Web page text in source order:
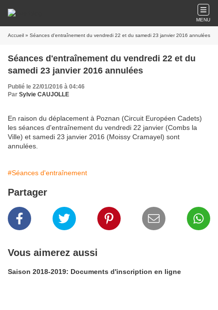
MENU
Accueil » Séances d'entraînement du vendredi 22 et du samedi 23 janvier 2016 annulées
Séances d'entraînement du vendredi 22 et du
samedi 23 janvier 2016 annulées
Publié le 22/01/2016 à 04:46
Par Sylvie CAUJOLLE
En raison du déplacement à Poznan (Circuit Européen Cadets)
les séances d'entraînement du vendredi 22 janvier (Combs la
Ville) et samedi 23 janvier 2016 (Moissy Cramayel) sont
annulées.
#Séances d'entraînement
Partager
Vous aimerez aussi
Saison 2018-2019: Documents d'inscription en ligne